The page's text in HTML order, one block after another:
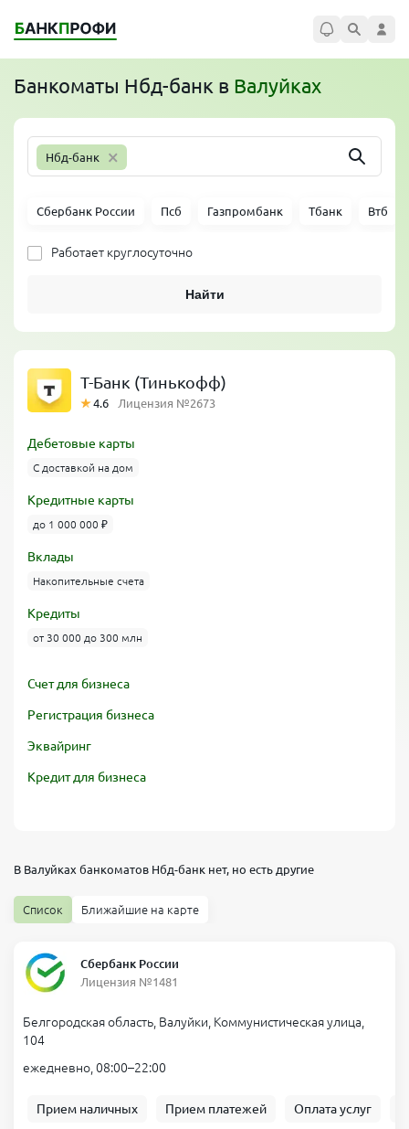
Банкоматы Нбд-банк в Валуйках
Нбд-банк ×
Сбербанк России Псб Газпромбанк Тбанк Втб
Работает круглосуточно
Найти
Т-Банк (Тинькофф)
4.6 Лицензия №2673
Дебетовые карты
С доставкой на дом
Кредитные карты
до 1 000 000 ₽
Вклады
Накопительные счета
Кредиты
от 30 000 до 300 млн
Счет для бизнеса
Регистрация бизнеса
Эквайринг
Кредит для бизнеса
В Валуйках банкоматов Нбд-банк нет, но есть другие
Список Ближайшие на карте
Сбербанк России
Лицензия №1481
Белгородская область, Валуйки, Коммунистическая улица,
104
ежедневно, 08:00–22:00
Прием наличных Прием платежей Оплата услуг